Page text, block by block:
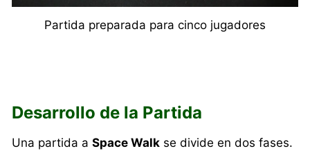
Partida preparada para cinco jugadores
Desarrollo de la Partida
Una partida aSpace Walk se divide en dos fases.